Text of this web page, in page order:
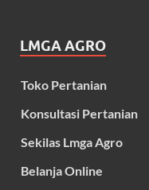
LMGA AGRO
Toko Pertanian
Konsultasi Pertanian
Sekilas Lmga Agro
Belanja Online